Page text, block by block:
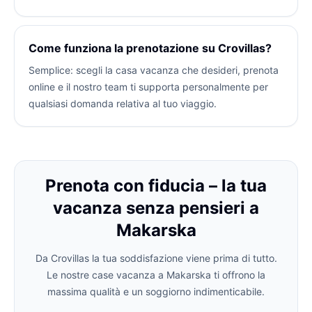
Come funziona la prenotazione su Crovillas?
Semplice: scegli la casa vacanza che desideri, prenota
online e il nostro team ti supporta personalmente per
qualsiasi domanda relativa al tuo viaggio.
Prenota con fiducia – la tua
vacanza senza pensieri a
Makarska
Da Crovillas la tua soddisfazione viene prima di tutto.
Le nostre case vacanza a Makarska ti offrono la
massima qualità e un soggiorno indimenticabile.